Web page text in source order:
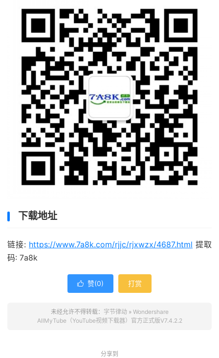
下载地址
链接: https://www.7a8k.com/rjjc/rjxwzx/4687.html 提取
码: 7a8k
 赞(0) 打赏
未经允许不得转载： 字节律动» Wondershare
AllMyTube（YouTube视频下载器）官方正式版V7.4.2.2
分享到